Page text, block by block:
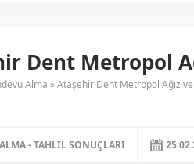
Dent Metropol
Alma »Ataşehir Dent Metropol Ağız ve
TAHLIL SONUÇLARI